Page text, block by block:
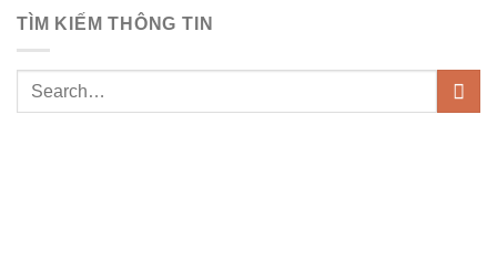
TÌM KIẾM THÔNG TIN